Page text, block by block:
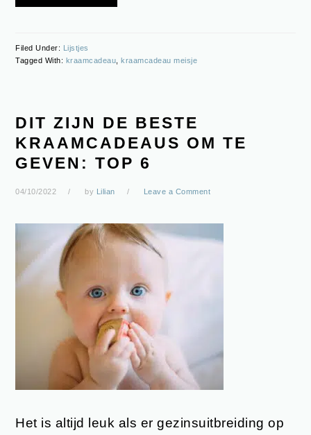
Filed Under: Lijstjes
Tagged With: kraamcadeau, kraamcadeau meisje
DIT ZIJN DE BESTE
KRAAMCADEAUS OM TE
GEVEN: TOP 6
04/10/2022 by Lilian Leave a Comment
Het is altijd leuk als er gezinsuitbreiding op